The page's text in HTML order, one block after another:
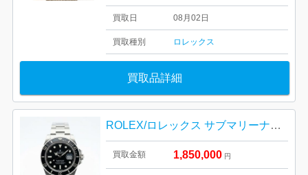
買取日 08月02日
買取種別 ロレックス
買取品詳細
ROLEX/ロレックス サブマリーナー デイト 126610LN
買取金額 1,850,000 円